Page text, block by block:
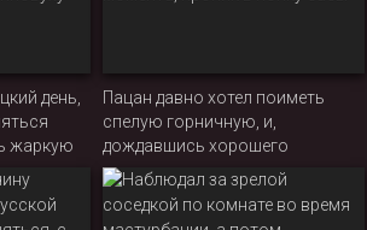
день,
жаркую
Пацан давно хотел поиметь
спелую горничную, и,
дождавшись хорошего
момента, проник в попку бабы